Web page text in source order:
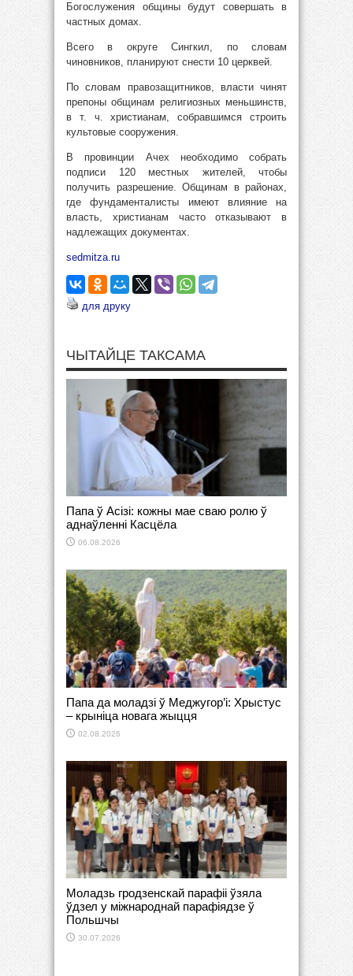
Богослужения общины будут совершать в
частных домах.
Всего в округе Сингкил, по словам
чиновников, планируют снести 10 церквей.
По словам правозащитников, власти чинят
препоны общинам религиозных меньшинств,
в т. ч. христианам, собравшимся строить
культовые сооружения.
В провинции Ачех необходимо собрать
подписи 120 местных жителей, чтобы
получить разрешение. Общинам в районах,
где фундаменталисты имеют влияние на
власть, христианам часто отказывают в
надлежащих документах.
sedmitza.ru
для друку
ЧЫТАЙЦЕ ТАКСАМА
Папа ў Асізі: кожны мае сваю ролю ў
аднаўленні Касцёла
06.08.2026
Папа да моладзі ў Меджугор’і: Хрыстус
– крыніца новага жыцця
02.08.2026
Моладзь гродзенскай парафіі ўзяла
ўдзел у міжнароднай парафіядзе ў
Польшчы
30.07.2026